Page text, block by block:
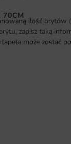
70CM
ilość brytów
zapisz taką
może zostać